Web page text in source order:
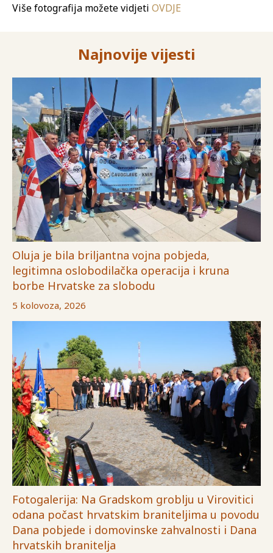
Više fotografija možete vidjeti OVDJE
Najnovije vijesti
Oluja je bila briljantna vojna pobjeda,
legitimna oslobodilačka operacija i kruna
borbe Hrvatske za slobodu
5 kolovoza, 2026
Fotogalerija: Na Gradskom groblju u Virovitici
odana počast hrvatskim braniteljima u povodu
Dana pobjede i domovinske zahvalnosti i Dana
hrvatskih branitelja